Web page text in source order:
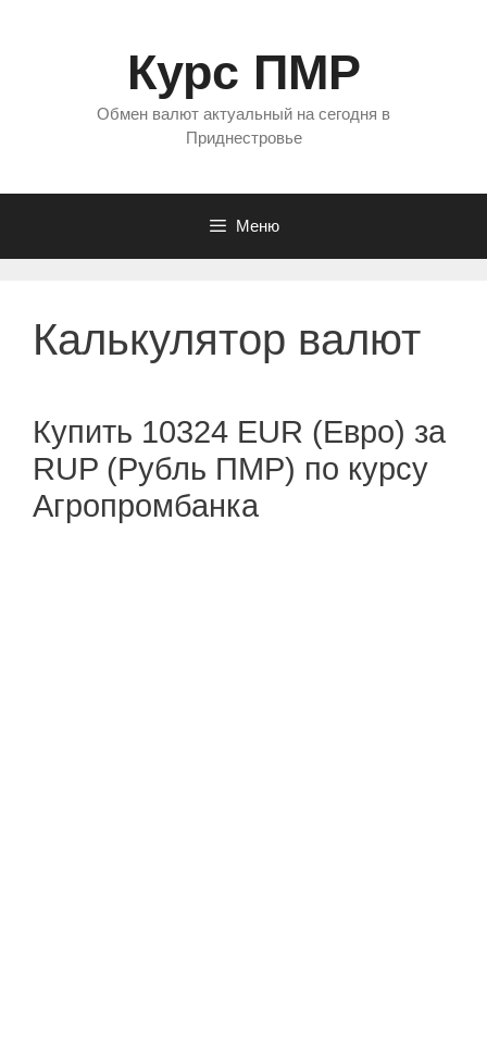
Курс ПМР
Обмен валют актуальный на сегодня в
Приднестровье
Меню
Калькулятор валют
Купить 10324 EUR (Евро) за
RUP (Рубль ПМР) по курсу
Агропромбанка